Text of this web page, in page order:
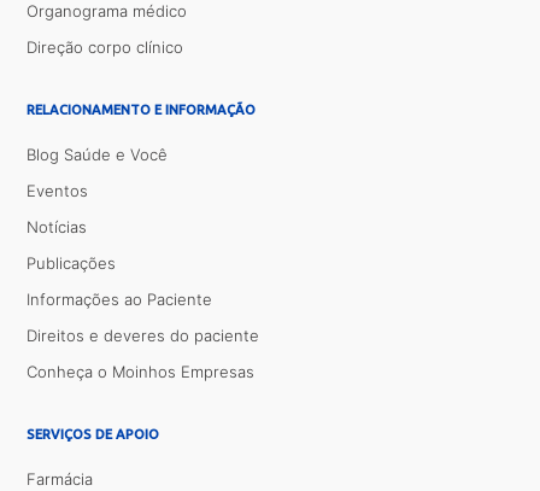
Organograma médico
Direção corpo clínico
RELACIONAMENTO E INFORMAÇÃO
Blog Saúde e Você
Eventos
Notícias
Publicações
Informações ao Paciente
Direitos e deveres do paciente
Conheça o Moinhos Empresas
SERVIÇOS DE APOIO
Farmácia